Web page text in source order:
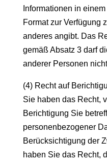
Informationen in
Format zur Verfügung
anderes angibt. Das
gemäß Absatz 3 darf
anderer Personen
(4) Recht auf
Sie haben das Recht,
Berichtigung Sie
personenbezogener
Berücksichtigung der
haben Sie das Recht,